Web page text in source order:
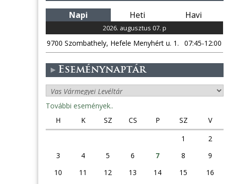
Napi Heti Havi
2026. augusztus 07. p
9700 Szombathely, Hefele Menyhért u. 1. 07:45-12:00
Eseménynaptár
További események..
H
K SZ CS P SZ
V
1
2
3
4 5 6 7 8
9
10
11 12 13 14 15
16